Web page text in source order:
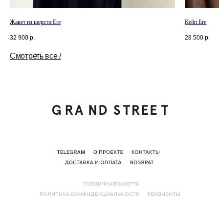
Жакет из шерсти Ere
32 900 р.
Кейп Ere
28 500 р.
Смотреть все /